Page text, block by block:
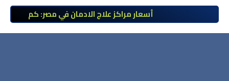
أسعار مراكز علاج الادمان في مصر: كم
تبلغ التكلفة وما الذي يشمله سعر